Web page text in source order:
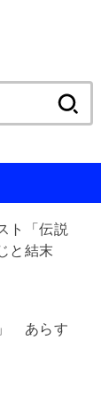
ト「伝説
と結末
あらす